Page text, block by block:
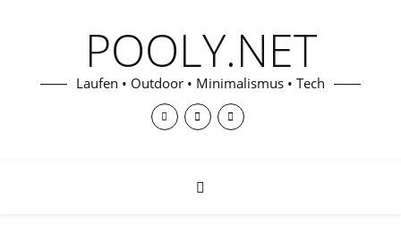
POOLY.NET
Laufen • Outdoor • Minimalismus • Tech